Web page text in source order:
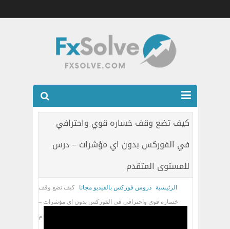
شركات الفوركس المرخصه
كتب
اتصل بنا
كيف تضع وقف خساره قوي واحترافي
في الفوركس بدون اي مؤشرات – درس
للمستوى المتقدم
الرئيسية دروس فوركس بالفيديو مجانا
كيف تضع وقف
خساره قوي واحترافي في الفوركس بدون اي مؤشرات –
درس للمستوى المتقدم